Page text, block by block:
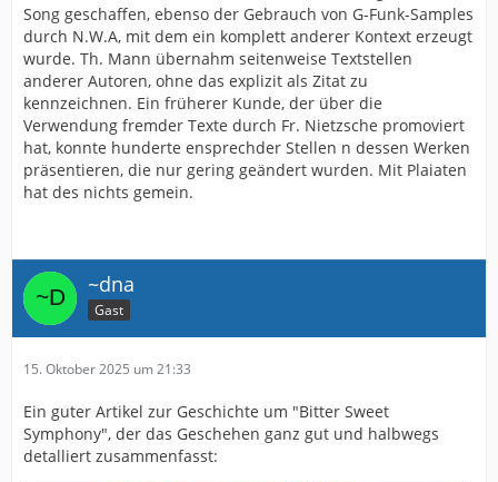
Song geschaffen, ebenso der Gebrauch von G-Funk-Samples
durch N.W.A, mit dem ein komplett anderer Kontext erzeugt
wurde. Th. Mann übernahm seitenweise Textstellen
anderer Autoren, ohne das explizit als Zitat zu
kennzeichnen. Ein früherer Kunde, der über die
Verwendung fremder Texte durch Fr. Nietzsche promoviert
hat, konnte hunderte ensprechder Stellen n dessen Werken
präsentieren, die nur gering geändert wurden. Mit Plaiaten
hat des nichts gemein.
~dna
Gast
15. Oktober 2025 um 21:33
Ein guter Artikel zur Geschichte um "Bitter Sweet
Symphony", der das Geschehen ganz gut und halbwegs
detalliert zusammenfasst: